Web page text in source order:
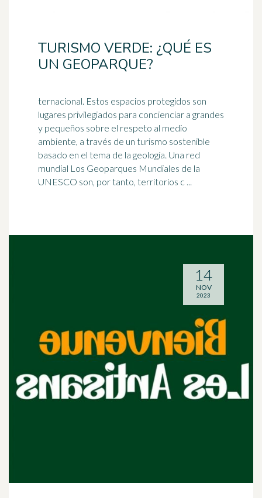
TURISMO VERDE: ¿QUÉ ES
UN GEOPARQUE?
ternacional. Estos espacios protegidos son
lugares privilegiados para concienciar a grandes
y pequeños sobre el respeto al medio
ambiente, a través de un turismo sostenible
basado en el tema de la geología. Una red
mundial Los Geoparques Mundiales de la
UNESCO son, por tanto, territorios c ...
14
NOV
2023